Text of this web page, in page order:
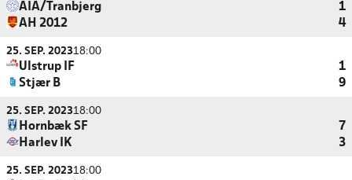
AIA/Tranbjerg
1
AH 2012
4
25. SEP. 202318:00
Ulstrup IF
1
Stjær B
9
25. SEP. 202318:00
Hornbæk SF
7
Harlev IK
3
25. SEP. 202318:00